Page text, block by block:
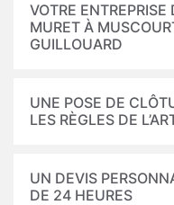
VOTRE
MURET À
GUILLOUARD
UNE POSE DE
LES RÈGLES DE
UN DEVIS
DE 24 HEURES